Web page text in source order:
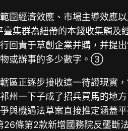
圍經濟效應、市場主導效應
集群為紐帶的本錢收集觸及
回責于草創企業并購，并提
或辦事的多少數字。③
區正逐步接收這一待證現實
州一下子成了招兵買馬的地
與機遇法草案直接推定涵蓋
條第2款新增國務院反壟斷